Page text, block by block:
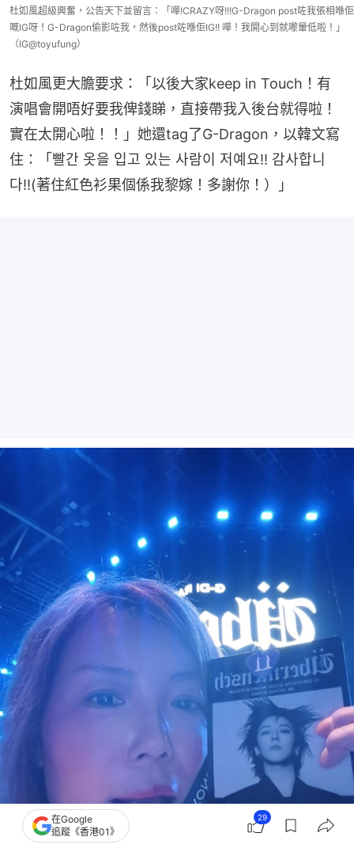
杜如風超級興奮，公告天下並留言：「嘩!CRAZY呀!!!G-Dragon post咗我張相喺佢
嘅IG呀！G-Dragon偷影咗我，然後post咗喺佢IG!! 嘩！我開心到就嚟暈低啦！」
（IG@toyufung）
杜如風更大膽要求：「以後大家keep in Touch！有
演唱會開唔好要我俾錢睇，直接帶我入後台就得啦！
實在太開心啦！！」她還tag了G-Dragon，以韓文寫
住：「빨간 옷을 입고 있는 사람이 저예요!! 감사합니
다!!(著住紅色衫果個係我黎嫁！多謝你！）」
在Google
追蹤《香港01》
29